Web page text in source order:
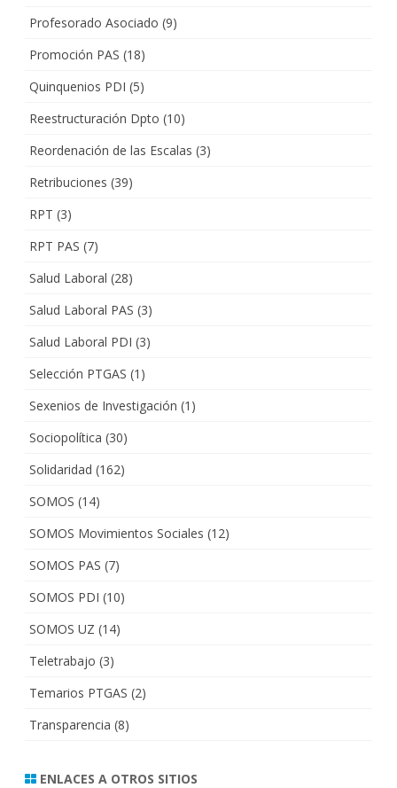
Profesorado Asociado (9)
Promoción PAS (18)
Quinquenios PDI (5)
Reestructuración Dpto (10)
Reordenación de las Escalas (3)
Retribuciones (39)
RPT (3)
RPT PAS (7)
Salud Laboral (28)
Salud Laboral PAS (3)
Salud Laboral PDI (3)
Selección PTGAS (1)
Sexenios de Investigación (1)
Sociopolítica (30)
Solidaridad (162)
SOMOS (14)
SOMOS Movimientos Sociales (12)
SOMOS PAS (7)
SOMOS PDI (10)
SOMOS UZ (14)
Teletrabajo (3)
Temarios PTGAS (2)
Transparencia (8)
ENLACES A OTROS SITIOS